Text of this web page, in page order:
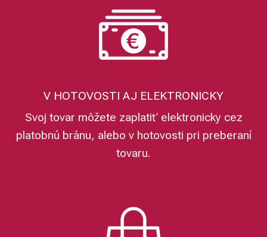
V HOTOVOSTI AJ ELEKTRONICKY
Svoj tovar môžete zaplatiť elektronicky cez
platobnú bránu, alebo v hotovosti pri preberaní
tovaru.